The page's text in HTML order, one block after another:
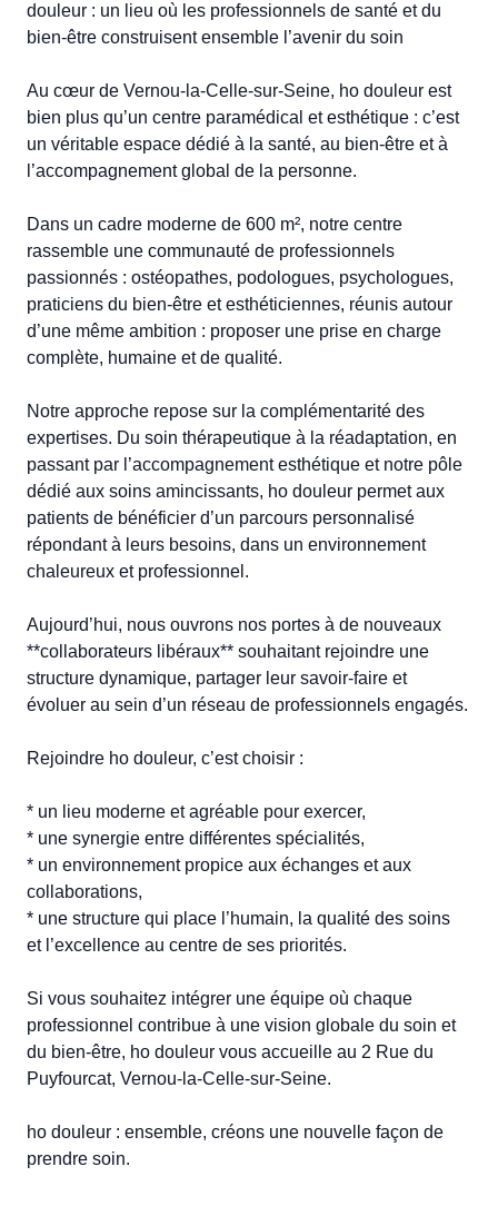
douleur : un lieu où les professionnels de santé et du
bien-être construisent ensemble l’avenir du soin
Au cœur de Vernou-la-Celle-sur-Seine, ho douleur est
bien plus qu’un centre paramédical et esthétique : c’est
un véritable espace dédié à la santé, au bien-être et à
l’accompagnement global de la personne.
Dans un cadre moderne de 600 m², notre centre
rassemble une communauté de professionnels
passionnés : ostéopathes, podologues, psychologues,
praticiens du bien-être et esthéticiennes, réunis autour
d’une même ambition : proposer une prise en charge
complète, humaine et de qualité.
Notre approche repose sur la complémentarité des
expertises. Du soin thérapeutique à la réadaptation, en
passant par l’accompagnement esthétique et notre pôle
dédié aux soins amincissants, ho douleur permet aux
patients de bénéficier d’un parcours personnalisé
répondant à leurs besoins, dans un environnement
chaleureux et professionnel.
Aujourd’hui, nous ouvrons nos portes à de nouveaux
**collaborateurs libéraux** souhaitant rejoindre une
structure dynamique, partager leur savoir-faire et
évoluer au sein d’un réseau de professionnels engagés.
Rejoindre ho douleur, c’est choisir :
* un lieu moderne et agréable pour exercer,
* une synergie entre différentes spécialités,
* un environnement propice aux échanges et aux
collaborations,
* une structure qui place l’humain, la qualité des soins
et l’excellence au centre de ses priorités.
Si vous souhaitez intégrer une équipe où chaque
professionnel contribue à une vision globale du soin et
du bien-être, ho douleur vous accueille au 2 Rue du
Puyfourcat, Vernou-la-Celle-sur-Seine.
ho douleur : ensemble, créons une nouvelle façon de